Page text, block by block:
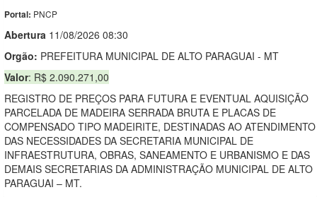
Portal: PNCP
Abertura 11/08/2026 08:30
Orgão: PREFEITURA MUNICIPAL DE ALTO PARAGUAI - MT
Valor: R$ 2.090.271,00
REGISTRO DE PREÇOS PARA FUTURA E EVENTUAL AQUISIÇÃO
PARCELADA DE MADEIRA SERRADA BRUTA E PLACAS DE
COMPENSADO TIPO MADEIRITE, DESTINADAS AO ATENDIMENTO
DAS NECESSIDADES DA SECRETARIA MUNICIPAL DE
INFRAESTRUTURA, OBRAS, SANEAMENTO E URBANISMO E DAS
DEMAIS SECRETARIAS DA ADMINISTRAÇÃO MUNICIPAL DE ALTO
PARAGUAI – MT.